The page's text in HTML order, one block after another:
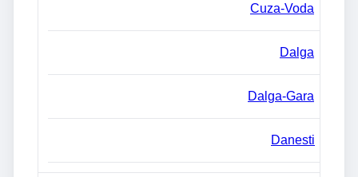
Cuza-Voda
Dalga
Dalga-Gara
Danesti